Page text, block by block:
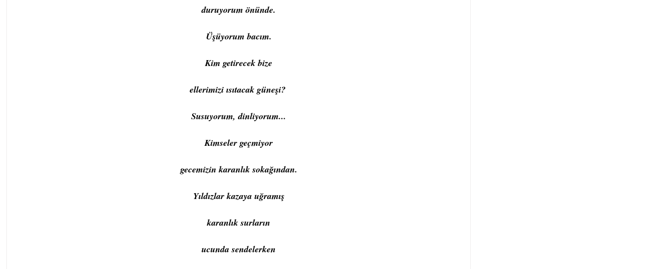
duruyorum önünde.
Üşüyorum bacım.
Kim getirecek bize
ellerimizi ısıtacak güneşi?
Susuyorum, dinliyorum...
Kimseler geçmiyor
gecemizin karanlık sokağından.
Yıldızlar kazaya uğramış
karanlık surların
ucunda sendelerken